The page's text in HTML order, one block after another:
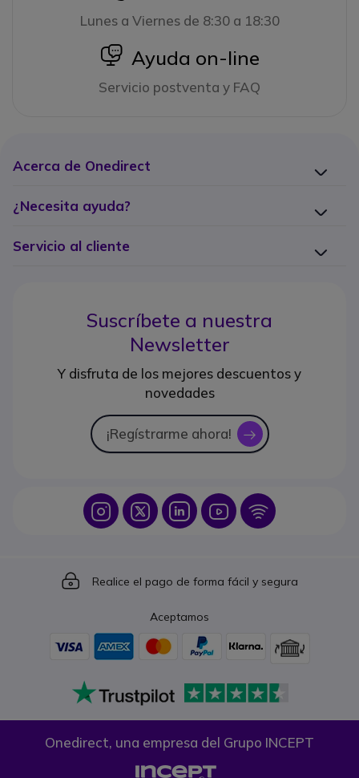
Lunes a Viernes de 8:30 a 18:30
icon
Ayuda on-line
Servicio postventa y FAQ
Acerca de Onedirect
¿Necesita ayuda?
Servicio al cliente
Suscríbete a nuestra
Newsletter
Y disfruta de los mejores descuentos y
novedades
¡Regístrarme ahora! icon
Icon IconIcon Icon Icon
Icon
Realice el pago de forma fácil y segura
Aceptamos
Onedirect, una empresa del Grupo INCEPT